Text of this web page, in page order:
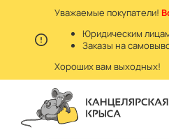
Уважаемые покупатели!
Юридическим
Заказы на
Хороших вам выходных!